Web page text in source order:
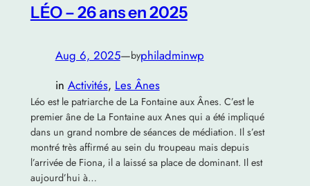
LÉO – 26 ans en 2025
Aug 6, 2025—byphiladminwp
in Activités, Les Ânes
Léo est le patriarche de La Fontaine aux Ânes. C’est le
premier âne de La Fontaine aux Anes qui a été impliqué
dans un grand nombre de séances de médiation. Il s’est
montré très affirmé au sein du troupeau mais depuis
l’arrivée de Fiona, il a laissé sa place de dominant. Il est
aujourd’hui à…